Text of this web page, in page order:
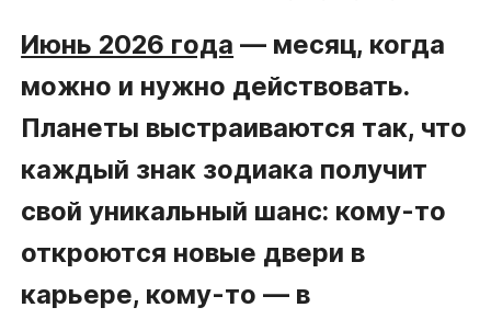
Июнь 2026 года — месяц, когда
можно и нужно действовать.
Планеты выстраиваются так, что
каждый знак зодиака получит
свой уникальный шанс: кому-то
откроются новые двери в
карьере, кому-то — в